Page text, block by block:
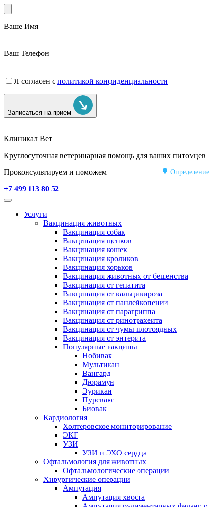
Ваше Имя
Ваш Телефон
Я согласен с политикой конфиденциальности
Записаться на прием
Клиникал Вет
Круглосуточная ветеринарная помощь для ваших питомцев
Определение...
Проконсультируем и поможем
+7 499 113 80 52
Услуги
Вакцинация животных
Вакцинация собак
Вакцинация щенков
Вакцинация кошек
Вакцинация кроликов
Вакцинация хорьков
Вакцинация животных от бешенства
Вакцинация от гепатита
Вакцинация от кальцивироза
Вакцинация от панлейкопении
Вакцинация от парагриппа
Вакцинация от ринотрахеита
Вакцинация от чумы плотоядных
Вакцинация от энтерита
Популярные вакцины
Нобивак
Мультикан
Вангард
Дюрамун
Эурикан
Пуревакс
Биовак
Кардиология
Холтеровское мониторирование
ЭКГ
УЗИ
УЗИ и ЭХО сердца
Офтальмология для животных
Офтальмологические операции
Хирургические операции
Ампутация
Ампутация хвоста